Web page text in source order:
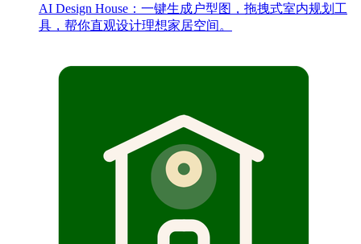
AI Design House：一键生成户型图，拖拽式室内规划工
具，帮你直观设计理想家居空间。